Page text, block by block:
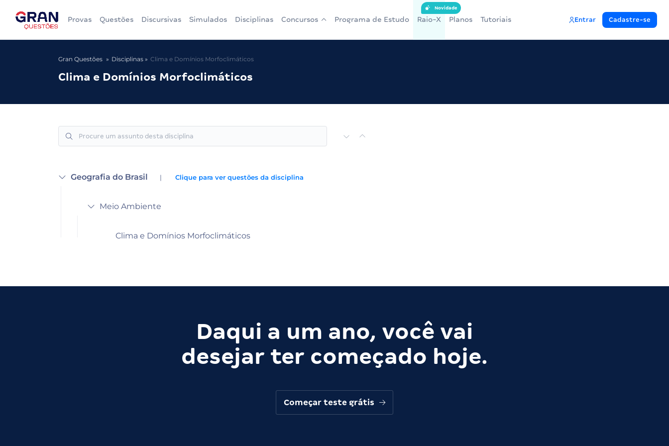
Provas Questões Discursivas Simulados Disciplinas Concursos Programa de Estudo Raio-X
Novidade
Planos Tutoriais Entrar Cadastre-se
Gran Questões Disciplinas Clima e Domínios Morfoclimáticos
Clima e Domínios Morfoclimáticos
Geografia do Brasil | Clique para ver questões da disciplina
Meio Ambiente
Clima e Domínios Morfoclimáticos
Daqui a um ano, você vai
desejar ter começado hoje.
Começar teste grátis